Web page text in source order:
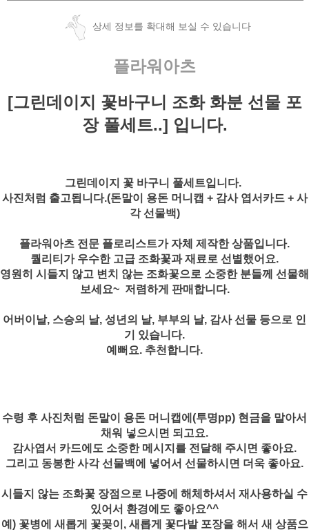
상세 정보를 확대해 보실 수 있습니다
플라워아츠
[그린데이지 꽃바구니 조화 화분 선물 포
장 풀세트..] 입니다.
그린데이지 꽃 바구니 풀세트입니다.
사진처럼 출고됩니다.(돈말이 용돈 머니캡 + 감사 엽서카드 + 사
각 선물백)
플라워아츠 전문 플로리스트가 자체 제작한 상품입니다.
퀄리티가 우수한 고급 조화꽃과 재료로 선별했어요.
영원히 시들지 않고 변치 않는 조화꽃으로 소중한 분들께 선물해
보세요~ 저렴하게 판매합니다.
어버이날, 스승의 날, 성년의 날, 부부의 날, 감사 선물 등으로 인
기 있습니다.
예뻐요. 추천합니다.
수령 후 사진처럼 돈말이 용돈 머니캡에(투명pp) 현금을 말아서
채워 넣으시면 되고요.
감사엽서 카드에도 소중한 메시지를 전달해 주시면 좋아요.
그리고 동봉한 사각 선물백에 넣어서 선물하시면 더욱 좋아요.
시들지 않는 조화꽃 장점으로 나중에 해체하셔서 재사용하실 수
있어서 환경에도 좋아요^^
예) 꽃병에 새롭게 꽃꽂이, 새롭게 꽃다발 포장을 해서 새 상품으